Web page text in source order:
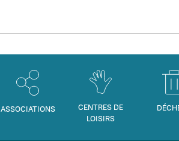
ASSOCIATIONS
CENTRES DE
LOISIRS